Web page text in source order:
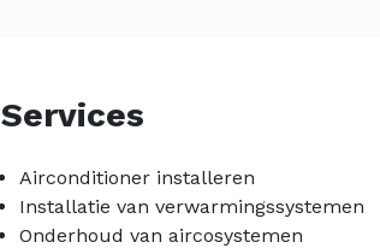
Services
Airconditioner installeren
Installatie van verwarmingssystemen
Onderhoud van aircosystemen